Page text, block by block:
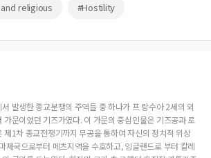
religious #Hostility
발생한 종교분쟁의 주역들 중 하나가 프 랑수아 2세의 외
가문이었던 기즈가였다. 이 가문의 중심인물은 기즈공과 로
제1차 종교전쟁기까지 무공을 통하여 자신의 정치적 위상
제국으로부터 메츠지역을 수호하고, 잉글랜드로 부터 칼레